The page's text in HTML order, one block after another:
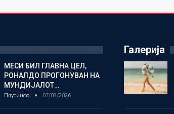
МЕСИ БИЛ ГЛАВНА ЦЕЛ,
РОНАЛДО ПРОГОНУВАН НА
МУНДИЈАЛОТ…
Плусинфо 07/08/2026
Галерија